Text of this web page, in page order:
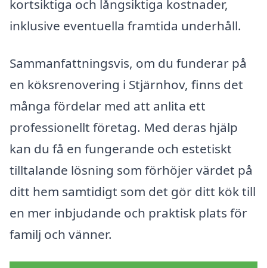
kortsiktiga och långsiktiga kostnader,
inklusive eventuella framtida underhåll.
Sammanfattningsvis, om du funderar på
en köksrenovering i Stjärnhov, finns det
många fördelar med att anlita ett
professionellt företag. Med deras hjälp
kan du få en fungerande och estetiskt
tilltalande lösning som förhöjer värdet på
ditt hem samtidigt som det gör ditt kök till
en mer inbjudande och praktisk plats för
familj och vänner.